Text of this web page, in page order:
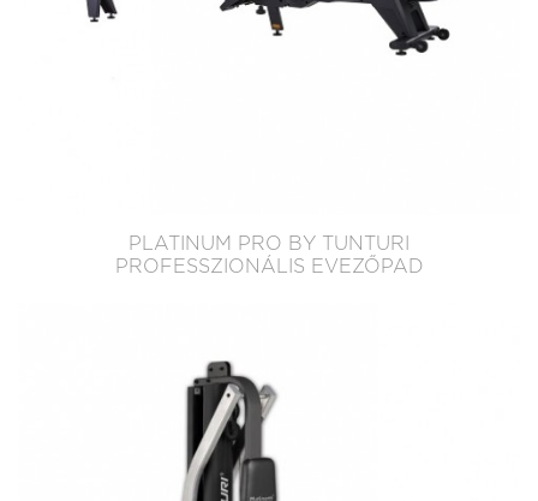
PLATINUM PRO BY TUNTURI
PROFESSZIONÁLIS EVEZŐPAD